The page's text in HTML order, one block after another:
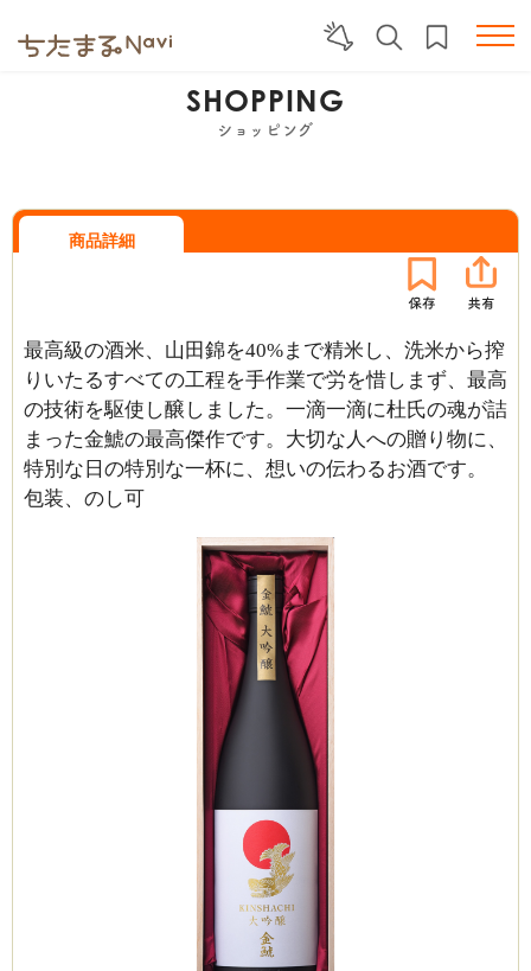
SHOPPING
ショッピング
商品詳細
最高級の酒米、山田錦を40%まで精米し、洗米から搾
りいたるすべての工程を手作業で労を惜しまず、最高
の技術を駆使し醸しました。一滴一滴に杜氏の魂が詰
まった金鯱の最高傑作です。大切な人への贈り物に、
特別な日の特別な一杯に、想いの伝わるお酒です。
包装、のし可